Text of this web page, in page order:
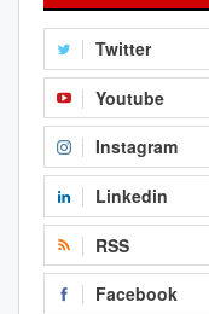
Twitter
Youtube
Instagram
Linkedin
RSS
Facebook